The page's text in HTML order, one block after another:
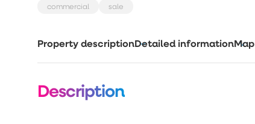
commercial sale
Property descriptionDetailed informationMap
Description